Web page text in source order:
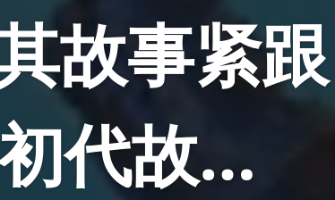
故事紧跟
代故…